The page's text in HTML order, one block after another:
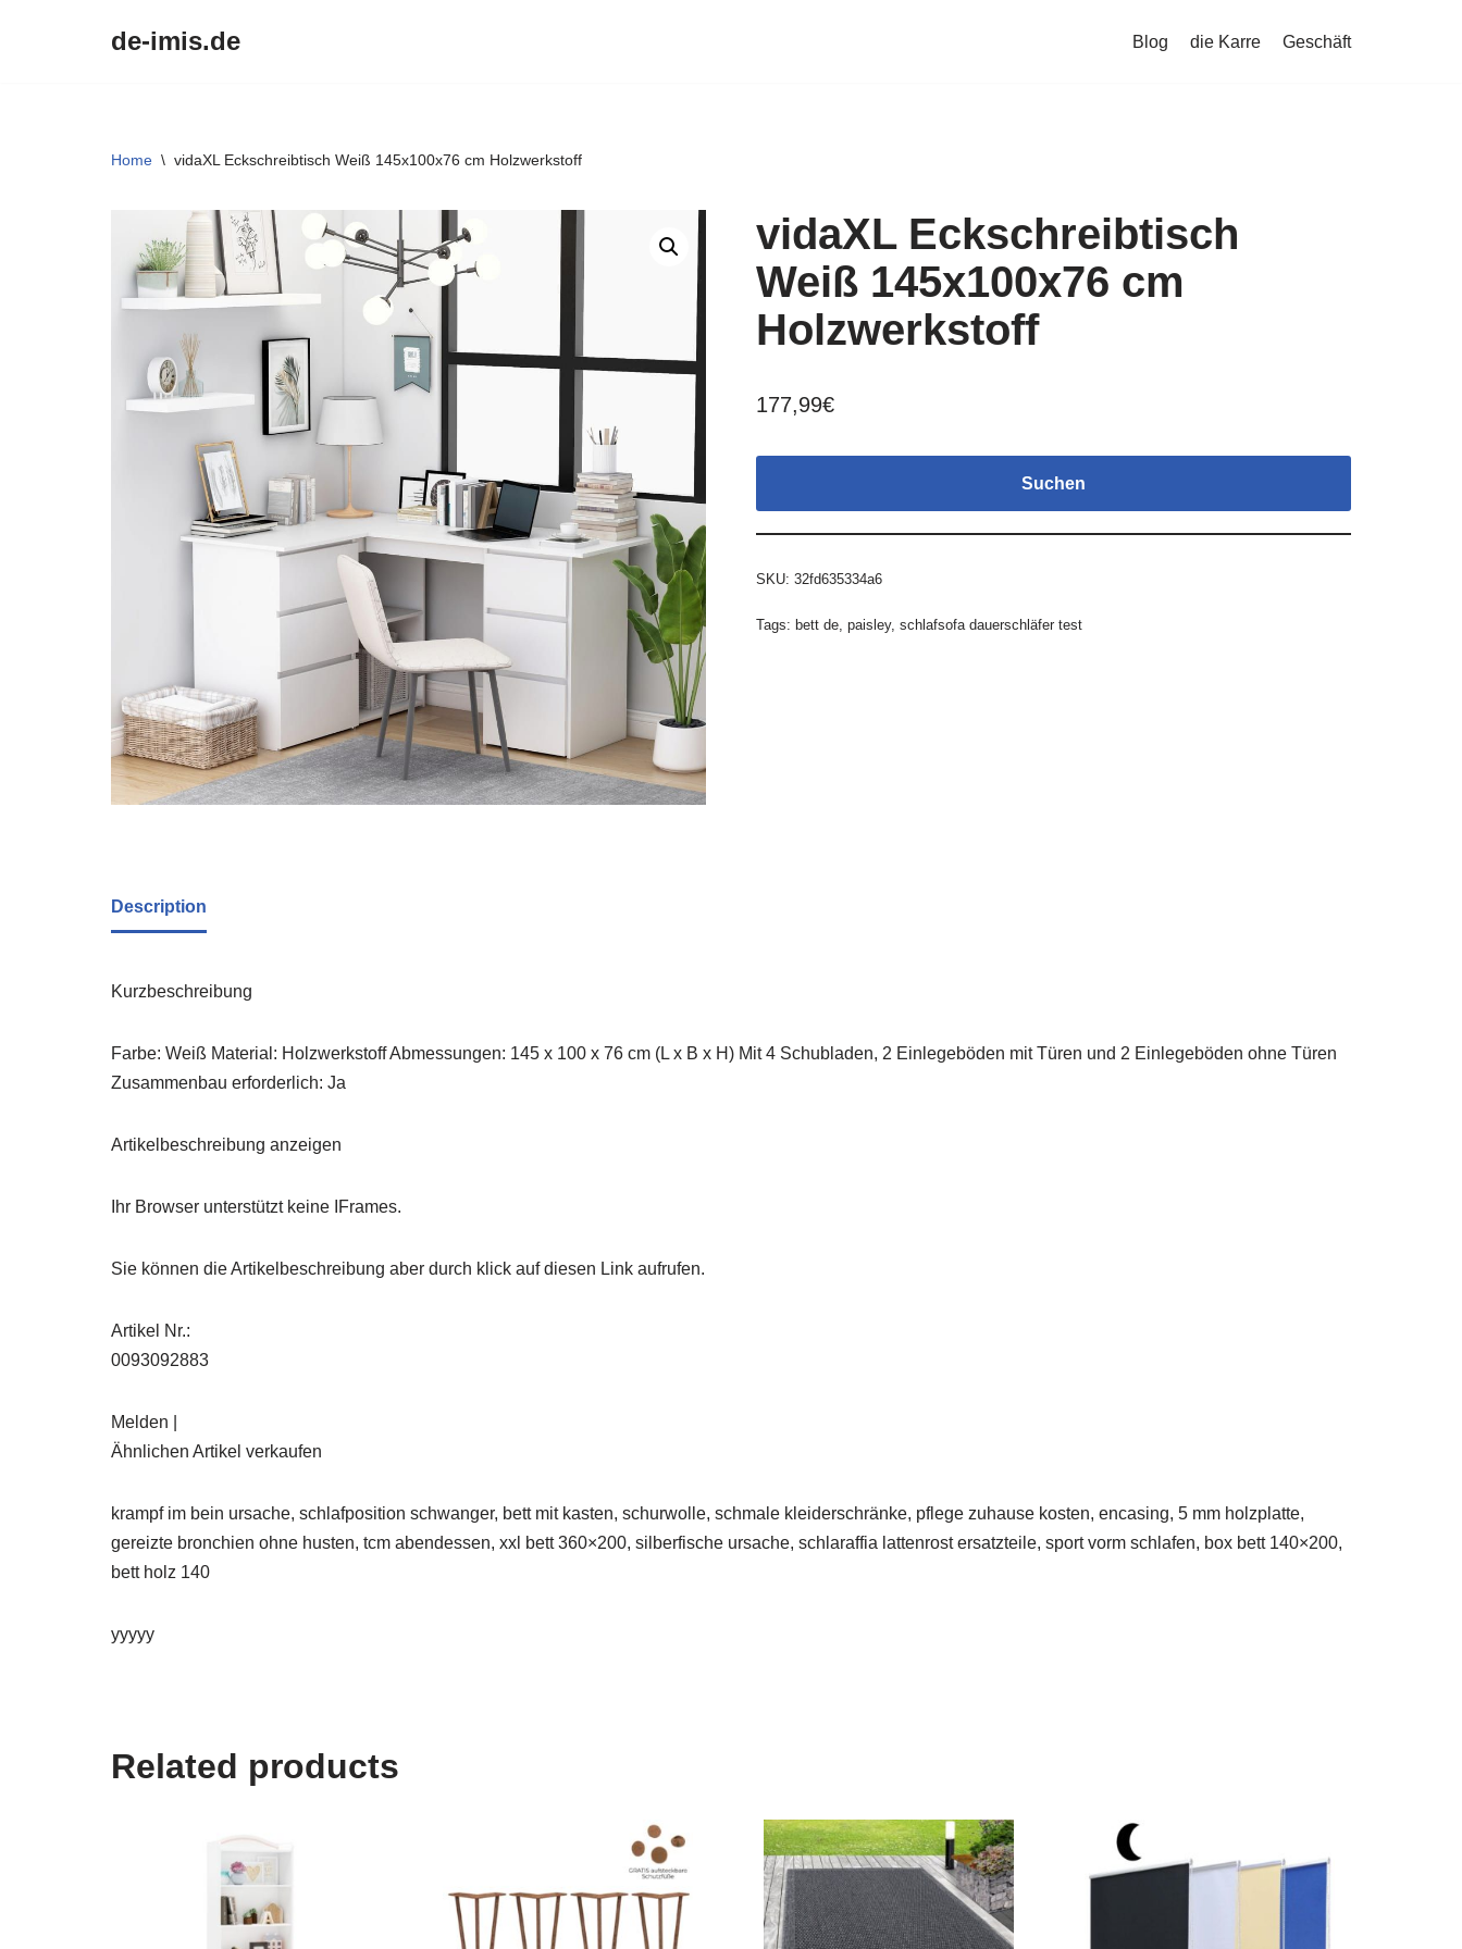
de-imis.de Blog die Karre Geschäft
Home \ vidaXL Eckschreibtisch Weiß 145x100x76 cm Holzwerkstoff
vidaXL Eckschreibtisch
Weiß 145x100x76 cm
Holzwerkstoff
177,99€
Suchen
SKU: 32fd635334a6
Tags: bett de, paisley, schlafsofa dauerschläfer test
Description
Kurzbeschreibung
Farbe: Weiß Material: Holzwerkstoff Abmessungen: 145 x 100 x 76 cm (L x B x H) Mit 4 Schubladen, 2 Einlegeböden mit Türen und 2 Einlegeböden ohne Türen
Zusammenbau erforderlich: Ja
Artikelbeschreibung anzeigen
Ihr Browser unterstützt keine IFrames.
Sie können die Artikelbeschreibung aber durch klick auf diesen Link aufrufen.
Artikel Nr.:
0093092883
Melden |
Ähnlichen Artikel verkaufen
krampf im bein ursache, schlafposition schwanger, bett mit kasten, schurwolle, schmale kleiderschränke, pflege zuhause kosten, encasing, 5 mm holzplatte,
gereizte bronchien ohne husten, tcm abendessen, xxl bett 360×200, silberfische ursache, schlaraffia lattenrost ersatzteile, sport vorm schlafen, box bett 140×200,
bett holz 140
yyyyy
Related products